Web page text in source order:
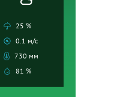
25 %
0.1 м/с
730 мм
81 %